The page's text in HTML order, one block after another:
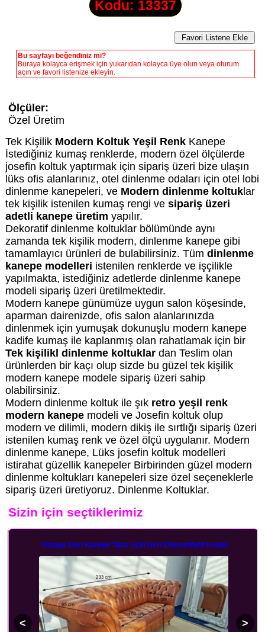
Kodu: 13337
Bu sayfayı beğendiniz mi?
Buraya kolayca erişmek için yukarıdan kolayca üye olun veya oturum
açın ve favori listenize ekleyin.
Ölçüler:
Özel Üretim
Tek KişilikModern Koltuk Yeşil RenkKanepe
İstediğiniz kumaş renklerde, modern özel ölçülerde
josefin koltuk yaptırmak için sipariş üzeri bize ulaşın
lüks ofis alanlarınız, otel dinlenme odaları için otel lobi
dinlenme kanepeleri, ve Modern dinlenme koltuklar
tek kişilik istenilen kumaş rengi vesipariş üzeri
adetli kanepe üretim yapılır.
Dekoratif dinlenme koltuklar bölümünde aynı
zamanda tek kişilik modern, dinlenme kanepe gibi
tamamlayıcı ürünleri de bulabilirsiniz. Tüm dinlenme
kanepe modelleri istenilen renklerde ve işçilikle
yapılmakta, istediğiniz adetlerde dinlenme kanepe
modeli sipariş üzeri üretilmektedir.
Modern kanepe günümüze uygun salon köşesinde,
aparman dairenizde, ofis salon alanlarınızda
dinlenmek için yumuşak dokunuşlu modern kanepe
kadife kumaş ile kaplanmış olan rahatlamak için bir
Tek kişilikl dinlenme koltuklardan Teslim olan
ürünlerden bir kaçı olup sizde bu güzel tek kişilik
modern kanepe modele sipariş üzeri sahip
olabilirsiniz.
Modern dinlenme koltuk ile şıkretro yeşil renk
modern kanepemodeli ve Josefin koltuk olup
modern ve dilimli, modern dikiş ile sırtlığı sipariş üzeri
istenilen kumaş renk ve özel ölçü uygulanır. Modern
dinlenme kanepe, Lüks josefin koltuk modelleri
istirahat güzellik kanepeler Birbirinden güzel modern
dinlenme koltukları kanepeleri size özel seçeneklerle
sipariş üzeri üretiyoruz. Dinlenme Koltuklar.
Sizin için seçtiklerimiz
Vintage Deri Kanepe Taba Üçlü Deri Chesterfield Koltuk